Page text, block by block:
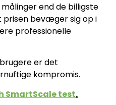
end de billigste
prisen bevæger sig op i
professionelle
er det
kompromis.
SmartScale test.